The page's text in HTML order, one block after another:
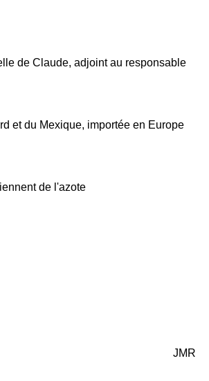
de Claude, adjoint au responsable
et du Mexique, importée en Europe
de l'azote
JMR